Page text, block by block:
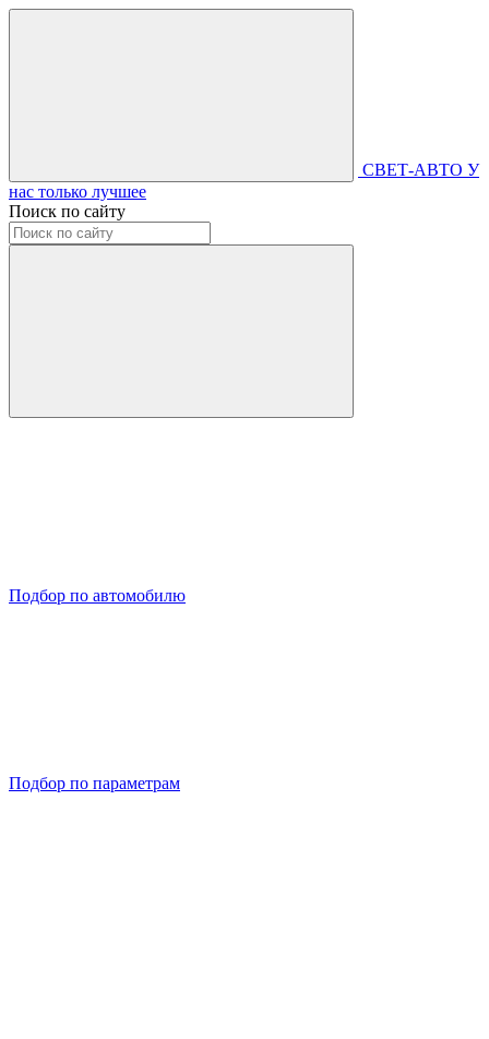
СВЕТ-АВТО У
нас только лучшее
Поиск по сайту
Подбор по автомобилю
Подбор по параметрам